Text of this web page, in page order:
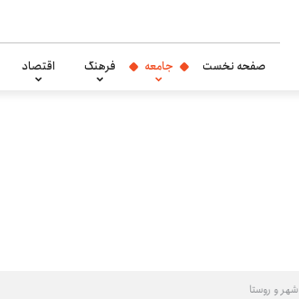
صفحه نخست جامعه فرهنگ اقتصاد
شهر و روستا